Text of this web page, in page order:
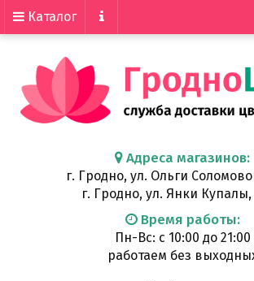
Каталог
Адреса магазинов:
г. Гродно, ул. Ольги
г. Гродно, ул. Янки Купалы,
Время работы:
Пн-Вс: с 10:00 до 21:00
работаем без